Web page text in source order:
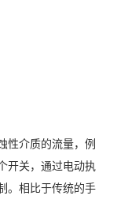
性介质的流量，例
开关，通过电动执
。相比于传统的手